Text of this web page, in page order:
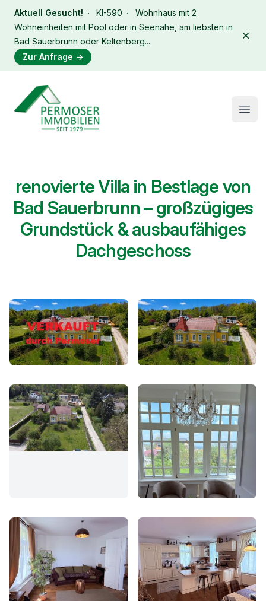
Aktuell Gesucht! KI-590
Wohnhaus mit 2
Wohneinheiten mit Pool oder in Seenähe, am liebsten in
Bad Sauerbrunn oder Keltenberg...
Zur Anfrage →
Immobilien Permoser Logo
renovierte Villa in Bestlage von
Bad Sauerbrunn – großzügiges
Grundstück & ausbaufähiges
Dachgeschoss